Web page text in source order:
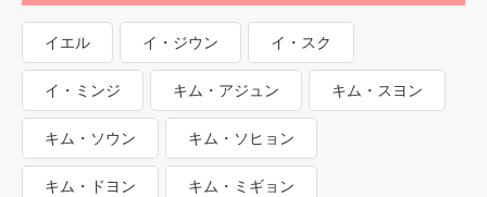
イエル イ・ジウン イ・スク
イ・ミンジ キム・アジュン キム・スヨン
キム・ソウン キム・ソヒョン
キム・ドヨン キム・ミギョン